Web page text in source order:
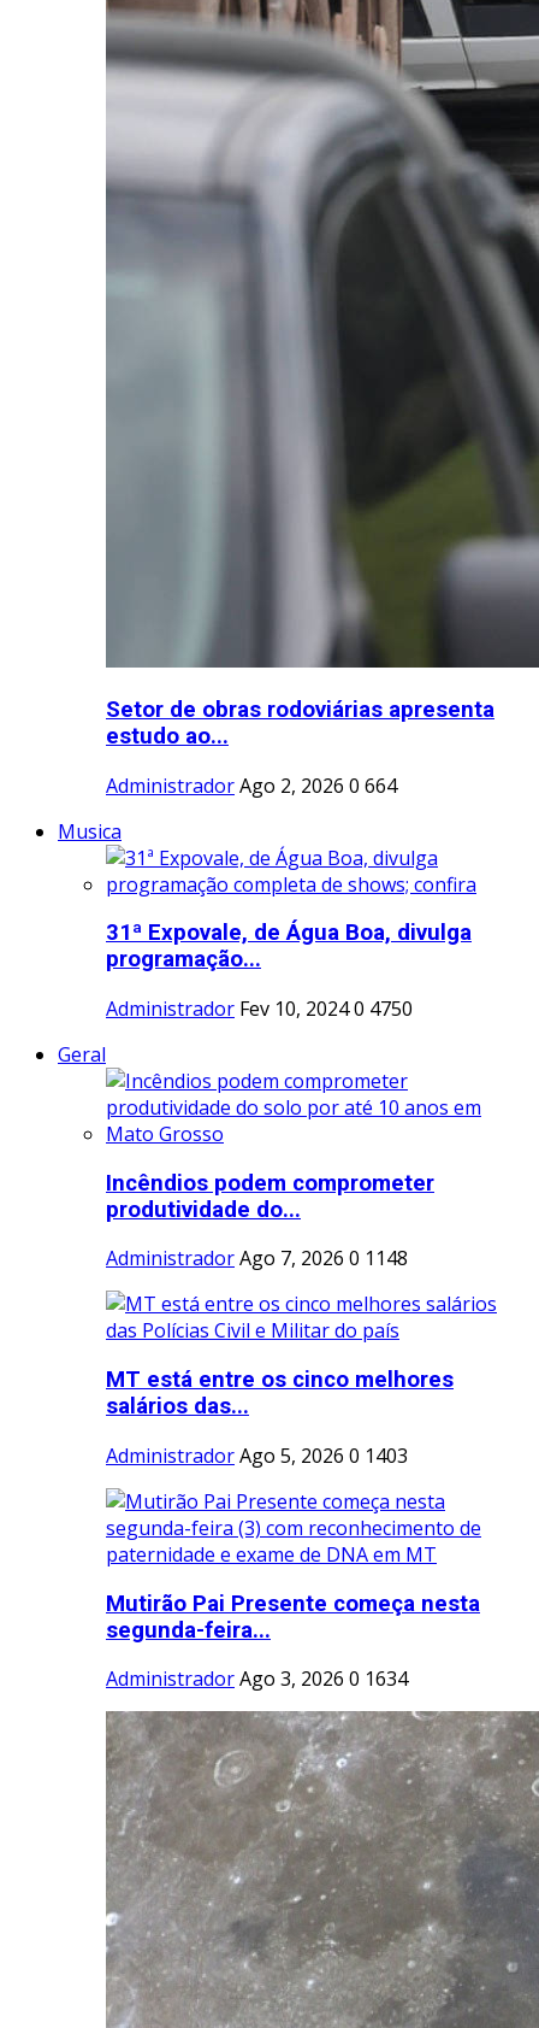
Setor de obras rodoviárias apresenta
estudo ao...
AdministradorAgo 2, 2026 0 664
Musica
31ª Expovale, de Água Boa, divulga
programação...
Administrador Fev 10, 20240 4750
Geral
Incêndios podem comprometer
produtividade do...
AdministradorAgo 7, 2026 0 1148
MT está entre os cinco melhores
salários das...
AdministradorAgo 5, 2026 0 1403
Mutirão Pai Presente começa nesta
segunda-feira...
AdministradorAgo 3, 2026 0 1634